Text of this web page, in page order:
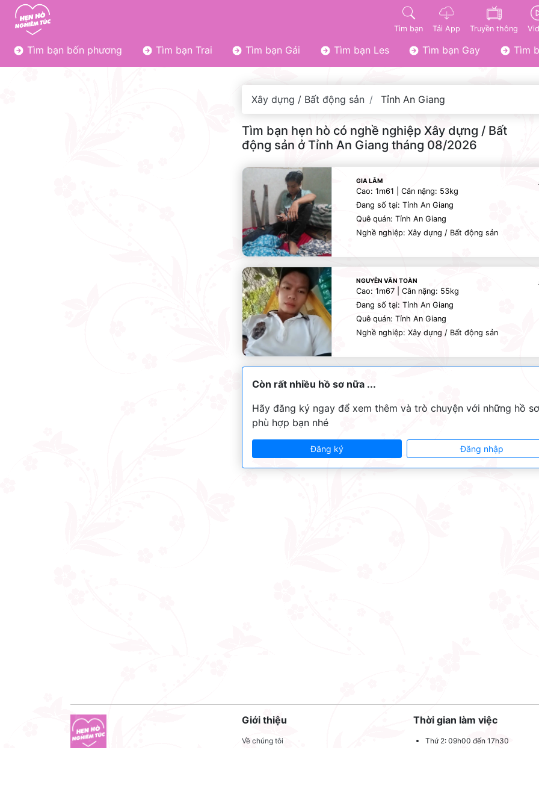
Tìm bạn Tải App Truyền thông
Tìm bạn bốn phương Tìm bạn Trai Tìm bạn Gái Tìm bạn Les Tìm bạn Gay Tìm
Xây dựng / Bất động sản Tỉnh An Giang
Tìm bạn hẹn hò có nghề nghiệp Xây dựng / Bất
động sản ở Tỉnh An Giang tháng 08/2026
GIA LÂM
Cao: 1m61 | Cân nặng: 53kg
Đang số tại: Tỉnh An Giang
Quê quán: Tỉnh An Giang
Nghề nghiệp: Xây dựng / Bất động sản
NGUYỄN VĂN TOÀN
Cao: 1m67 | Cân nặng: 55kg
Đang số tại: Tỉnh An Giang
Quê quán: Tỉnh An Giang
Nghề nghiệp: Xây dựng / Bất động sản
Còn rất nhiều hồ sơ nữa ...
Hãy đăng ký ngay để xem thêm và trò chuyện với những hồ sơ
phù hợp bạn nhé
Đăng ký Đăng nhập
Giới thiệu
Về chúng tôi
Thời gian làm việc
Thứ 2: 09h00 đến 17h30